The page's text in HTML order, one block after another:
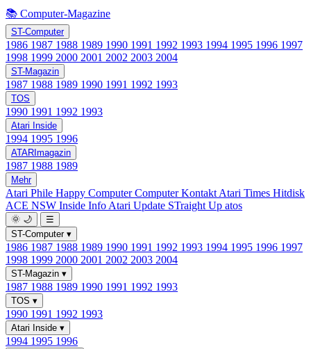
📚 Computer-Magazine
ST-Computer
1986 1987 1988 1989 1990 1991 1992 1993 1994 1995 1996 1997
1998 1999 2000 2001 2002 2003 2004
ST-Magazin
1987 1988 1989 1990 1991 1992 1993
TOS
1990 1991 1992 1993
Atari Inside
1994 1995 1996
ATARImagazin
1987 1988 1989
Mehr
Atari Phile Happy ComputerComputer Kontakt Atari Times Hitdisk
ACE NSW Inside Info Atari Update STraight Up atos
🌞 🌙
☰
ST-Computer ▾
1986 1987 1988 1989 1990 1991 1992 1993 1994 1995 1996 1997
1998 1999 2000 2001 2002 2003 2004
ST-Magazin ▾
1987 1988 1989 1990 1991 1992 1993
TOS ▾
1990 1991 1992 1993
Atari Inside ▾
1994 1995 1996